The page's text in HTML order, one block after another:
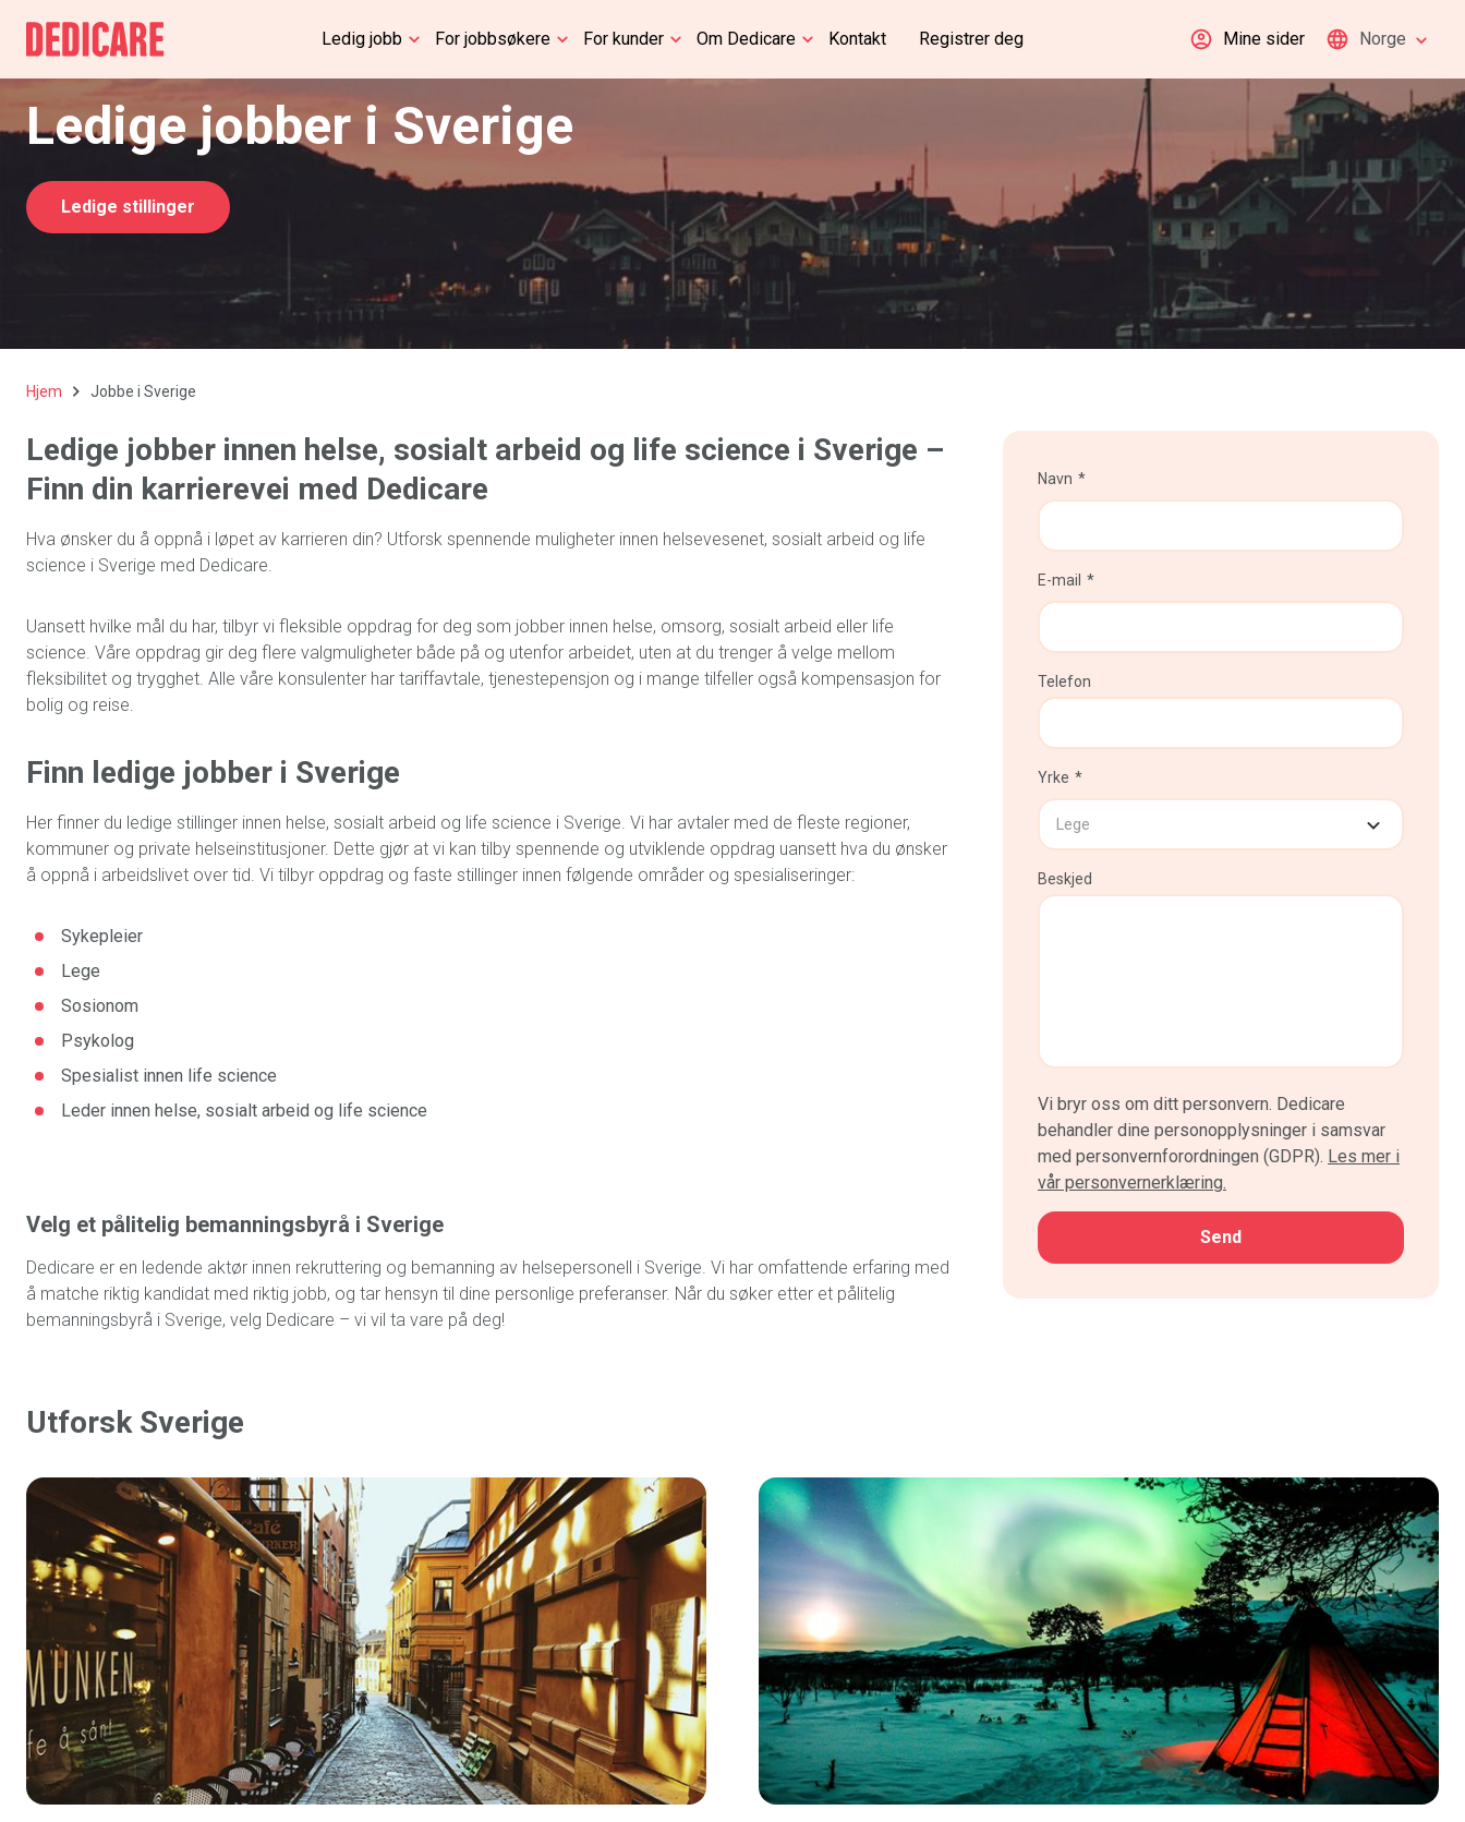
Ledig jobb For jobbsøkere For kunder Om Dedicare Kontakt Registrer deg Mine sider Norge
Ledige jobber i Sverige
Ledige stillinger
Hjem Jobbe i Sverige
Ledige jobber innen helse, sosialt arbeid og life science i Sverige –
Finn din karrierevei med Dedicare
Hva ønsker du å oppnå i løpet av karrieren din? Utforsk spennende muligheter innen helsevesenet, sosialt arbeid og life
science i Sverige med Dedicare.
Uansett hvilke mål du har, tilbyr vi fleksible oppdrag for deg som jobber innen helse, omsorg, sosialt arbeid eller life
science. Våre oppdrag gir deg flere valgmuligheter både på og utenfor arbeidet, uten at du trenger å velge mellom
fleksibilitet og trygghet. Alle våre konsulenter har tariffavtale, tjenestepensjon og i mange tilfeller også kompensasjon for
bolig og reise.
Finn ledige jobber i Sverige
Her finner du ledige stillinger innen helse, sosialt arbeid og life science i Sverige. Vi har avtaler med de fleste regioner,
kommuner og private helseinstitusjoner. Dette gjør at vi kan tilby spennende og utviklende oppdrag uansett hva du ønsker
å oppnå i arbeidslivet over tid. Vi tilbyr oppdrag og faste stillinger innen følgende områder og spesialiseringer:
Sykepleier
Lege
Sosionom
Psykolog
Spesialist innen life science
Leder innen helse, sosialt arbeid og life science
Velg et pålitelig bemanningsbyrå i Sverige
Dedicare er en ledende aktør innen rekruttering og bemanning av helsepersonell i Sverige. Vi har omfattende erfaring med
å matche riktig kandidat med riktig jobb, og tar hensyn til dine personlige preferanser. Når du søker etter et pålitelig
bemanningsbyrå i Sverige, velg Dedicare – vi vil ta vare på deg!
Navn
E-mail
Telefon
Yrke
Beskjed
Vi bryr oss om ditt personvern. Dedicare
behandler dine personopplysninger i samsvar
med personvernforordningen (GDPR). Les mer i
vår personvernerklæring.
CAPTCHA
Utforsk Sverige